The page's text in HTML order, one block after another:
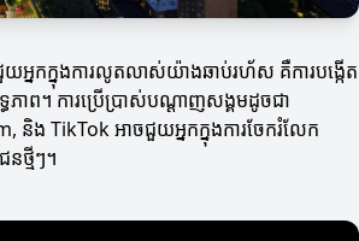
អ្នកក្នុងការលូតលាស់យ៉ាងឆាប់រហ័ស គឺការបង្កើត
ាព។ ការប្រើប្រាស់បណ្ដាញសង្គមដូចជា
ង TikTok អាចជួយអ្នកក្នុងការចែករំលែក
ថ្មីៗ។